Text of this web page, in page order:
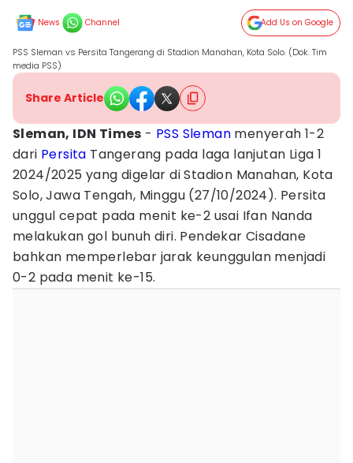
News Channel Add Us on Google
PSS Sleman vs Persita Tangerang di Stadion Manahan, Kota Solo. (Dok. Tim
media PSS)
Share Article
Sleman, IDN Times - PSS Sleman menyerah 1-2
dari Persita Tangerang pada laga lanjutan Liga 1
2024/2025 yang digelar di Stadion Manahan, Kota
Solo, Jawa Tengah, Minggu (27/10/2024). Persita
unggul cepat pada menit ke-2 usai Ifan Nanda
melakukan gol bunuh diri. Pendekar Cisadane
bahkan memperlebar jarak keunggulan menjadi
0-2 pada menit ke-15.